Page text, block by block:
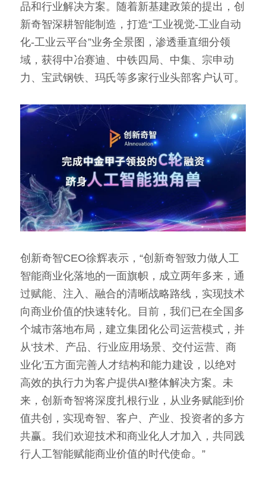
品和行业解决方案。随着新基建政策的提出，创
新奇智深耕智能制造，打造“工业视觉-工业自动
化-工业云平台”业务全景图，渗透垂直细分领
域，获得中冶赛迪、中铁四局、中集、宗申动
力、宝武钢铁、玛氏等多家行业头部客户认可。
创新奇智CEO徐辉表示，“创新奇智致力做人工
智能商业化落地的一面旗帜，成立两年多来，通
过赋能、注入、融合的清晰战略路线，实现技术
向商业价值的快速转化。目前，我们已在全国多
个城市落地布局，建立集团化公司运营模式，并
从‘技术、产品、行业应用场景、交付运营、商
业化’五方面完善人才结构和能力建设，以绝对
高效的执行力为客户提供AI整体解决方案。未
来，创新奇智将深度扎根行业，从业务赋能到价
值共创，实现奇智、客户、产业、投资者的多方
共赢。我们欢迎技术和商业化人才加入，共同践
行人工智能赋能商业价值的时代使命。”